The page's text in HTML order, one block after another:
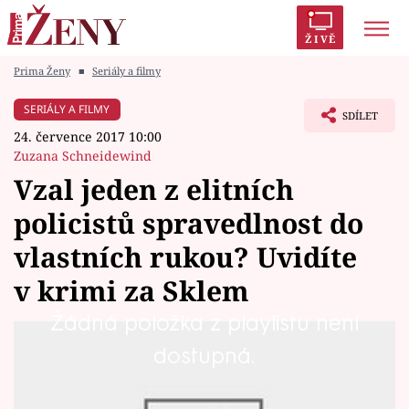
ŽIVĚ
Módní alarm
Témata
Celebrity
Prima Ženy ■ Seriály a filmy
SERIÁLY A FILMY
24. července 2017 10:00
Zuzana Schneidewind
SDÍLET
Vzal jeden z elitních
policistů spravedlnost do
vlastních rukou? Uvidíte
v krimi za Sklem
jeho smrt je náhodná. Podezření z vraždy